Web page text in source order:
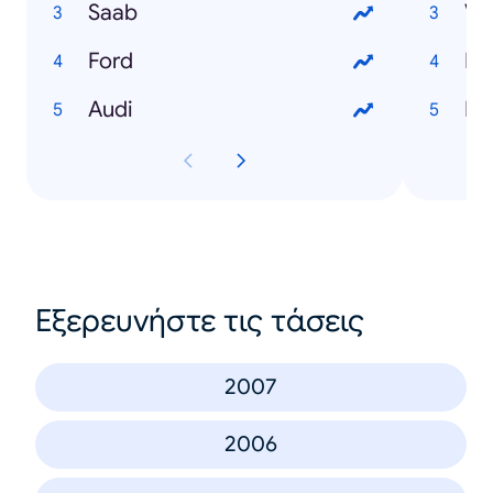
Saab
Ford
Audi
Εξερευνήστε τις τάσεις
2007
2006